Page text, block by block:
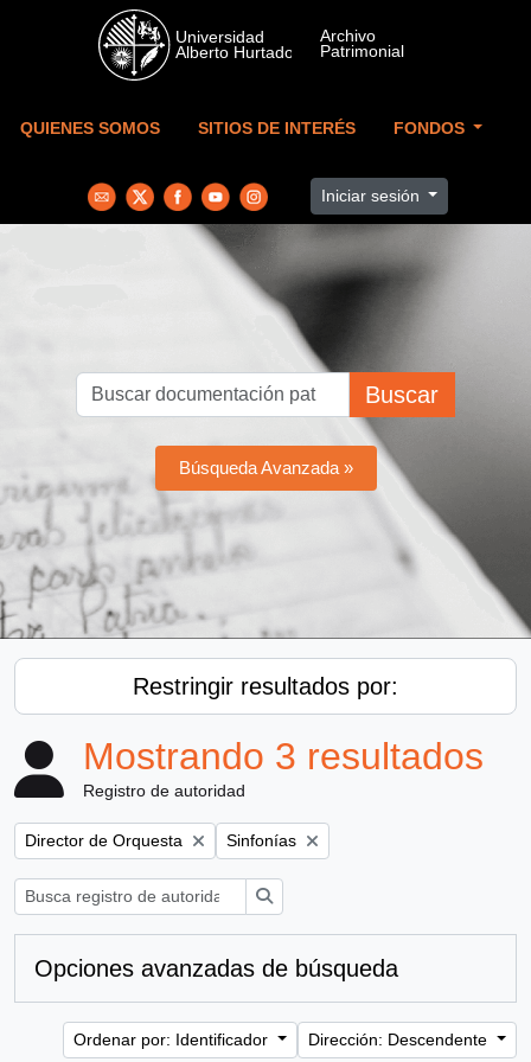
Skip to main content
QUIENES SOMOS SITIOS DE INTERÉS FONDOS
Iniciar sesión
Buscar
Búsqueda Avanzada »
Restringir resultados por:
Mostrando 3 resultados
Registro de autoridad
Remove filter:
Director de Orquesta Remove filter:
Sinfonías
Opciones avanzadas de búsqueda
Ordenar por: Identificador Dirección: Descendente